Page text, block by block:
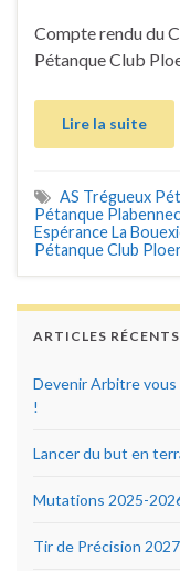
Compte rendu du
Pétanque Club
Lire la suite
AS Trégueux
Pétanque Plabennec
Espérance La
Pétanque Club
ARTICLES RÉCENTS
Devenir Arbitre
!
Lancer du but en
Mutations 2025-
Tir de Précision